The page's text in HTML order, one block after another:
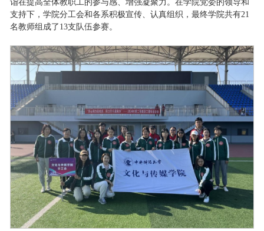
诣在提高全体教职工的参与感、增强凝聚力。在学院党委的领导和
支持下，学院分工会和各系积极宣传、认真组织，最终学院共有21
名教师组成了13支队伍参赛。